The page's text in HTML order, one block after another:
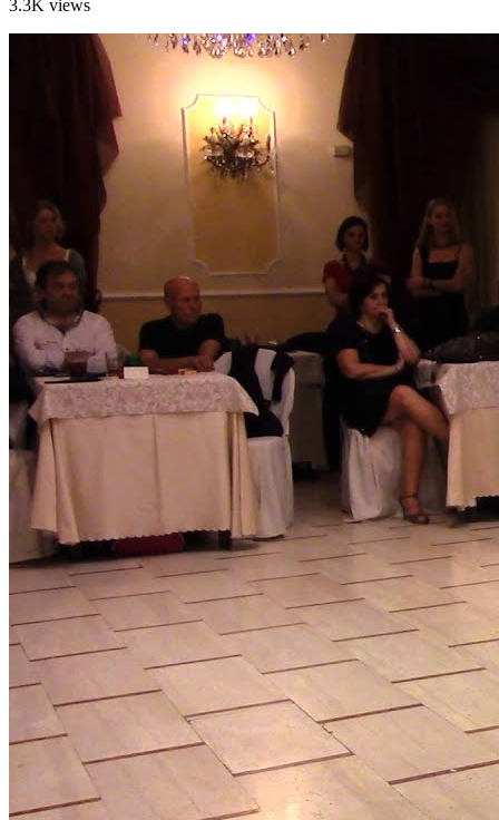
3.3K views